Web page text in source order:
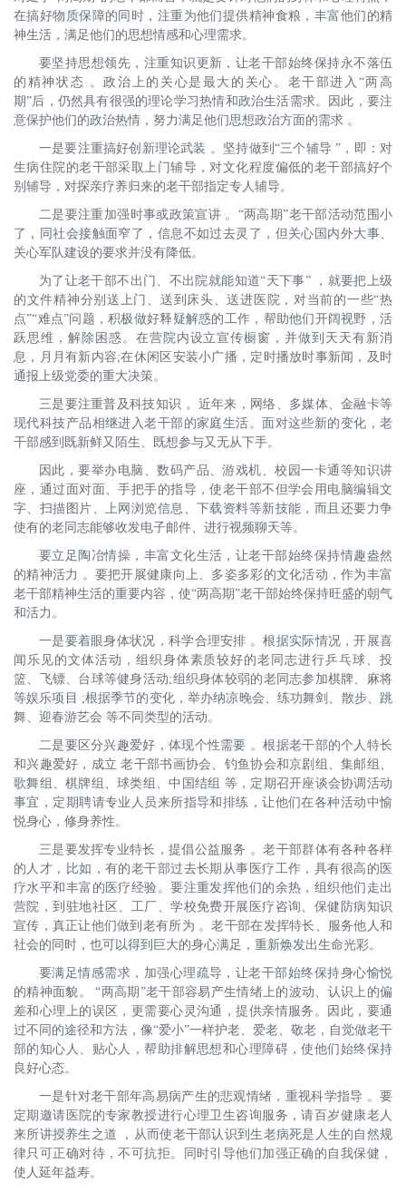
在搞好物质保障的同时，注重为他们提供精神食粮，丰富他们的精
神生活，满足他们的思想情感和心理需求。
要坚持思想领先，注重知识更新，让老干部始终保持永不落伍
的精神状态 。政治上的关心是最大的关心。老干部进入“两高
期”后，仍然具有很强的理论学习热情和政治生活需求。因此，要注
意保护他们的政治热情，努力满足他们思想政治方面的需求 。
一是要注重搞好创新理论武装 。坚持做到“三个辅导 ”，即：对
生病住院的老干部采取上门辅导，对文化程度偏低的老干部搞好个
别辅导，对探亲疗养归来的老干部指定专人辅导。
二是要注重加强时事或政策宣讲 。“两高期”老干部活动范围小
了，同社会接触面窄了，信息不如过去灵了，但关心国内外大事、
关心军队建设的要求并没有降低。
为了让老干部不出门、不出院就能知道“天下事” ，就要把上级
的文件精神分别送上门、送到床头、送进医院，对当前的一些“热
点”“难点”问题，积极做好释疑解惑的工作，帮助他们开阔视野，活
跃思维，解除困惑。在营院内设立宣传橱窗，并做到天天有新消
息，月月有新内容;在休闲区安装小广播，定时播放时事新闻，及时
通报上级党委的重大决策。
三是要注重普及科技知识 。近年来，网络、多媒体、金融卡等
现代科技产品相继进入老干部的家庭生活。面对这些新的变化，老
干部感到既新鲜又陌生、既想参与又无从下手。
因此，要举办电脑、数码产品、游戏机、校园一卡通等知识讲
座，通过面对面、手把手的指导，使老干部不但学会用电脑编辑文
字、扫描图片、上网浏览信息、下载资料等新技能，而且还要力争
使有的老同志能够收发电子邮件、进行视频聊天等。
要立足陶冶情操，丰富文化生活，让老干部始终保持情趣盎然
的精神活力 。要把开展健康向上、多姿多彩的文化活动，作为丰富
老干部精神生活的重要内容，使“两高期”老干部始终保持旺盛的朝气
和活力。
一是要着眼身体状况，科学合理安排 。根据实际情况，开展喜
闻乐见的文体活动，组织身体素质较好的老同志进行乒乓球、投
篮、飞镖、台球等健身活动;组织身体较弱的老同志参加棋牌、麻将
等娱乐项目 ;根据季节的变化，举办纳凉晚会、练功舞剑、散步、跳
舞、迎春游艺会 等不同类型的活动。
二是要区分兴趣爱好，体现个性需要 。根据老干部的个人特长
和兴趣爱好，成立 老干部书画协会、钓鱼协会和京剧组、集邮组、
歌舞组、棋牌组、球类组、中国结组 等，定期召开座谈会协调活动
事宜，定期聘请专业人员来所指导和排练，让他们在各种活动中愉
悦身心，修身养性。
三是要发挥专业特长，提倡公益服务 。老干部群体有各种各样
的人才，比如，有的老干部过去长期从事医疗工作，具有很高的医
疗水平和丰富的医疗经验。要注重发挥他们的余热，组织他们走出
营院，到驻地社区、工厂、学校免费开展医疗咨询、保健防病知识
宣传，真正让他们做到老有所为 。老干部在发挥特长、服务他人和
社会的同时，也可以得到巨大的身心满足，重新焕发出生命光彩。
要满足情感需求，加强心理疏导，让老干部始终保持身心愉悦
的精神面貌。 “两高期”老干部容易产生情绪上的波动、认识上的偏
差和心理上的误区，更需要心灵沟通，提供亲情服务。因此，要通
过不同的途径和方法，像“爱小”一样护老、爱老、敬老，自觉做老干
部的知心人、贴心人，帮助排解思想和心理障碍，使他们始终保持
良好心态。
一是针对老干部年高易病产生的悲观情绪，重视科学指导 。要
定期邀请医院的专家教授进行心理卫生咨询服务，请百岁健康老人
来所讲授养生之道 ，从而使老干部认识到生老病死是人生的自然规
律只可正确对待，不可抗拒。同时引导他们加强正确的自我保健，
使人延年益寿。